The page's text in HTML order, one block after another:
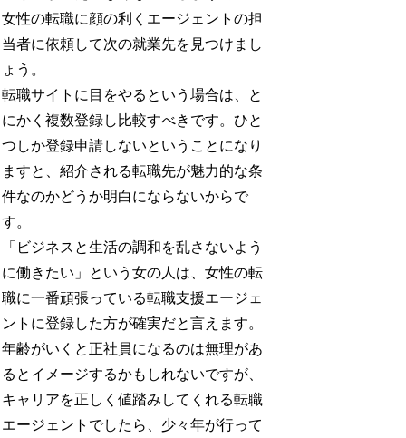
女性の転職に顔の利くエージェントの担
当者に依頼して次の就業先を見つけまし
ょう。
転職サイトに目をやるという場合は、と
にかく複数登録し比較すべきです。ひと
つしか登録申請しないということになり
ますと、紹介される転職先が魅力的な条
件なのかどうか明白にならないからで
す。
「ビジネスと生活の調和を乱さないよう
に働きたい」という女の人は、女性の転
職に一番頑張っている転職支援エージェ
ントに登録した方が確実だと言えます。
年齢がいくと正社員になるのは無理があ
るとイメージするかもしれないですが、
キャリアを正しく値踏みしてくれる転職
エージェントでしたら、少々年が行って